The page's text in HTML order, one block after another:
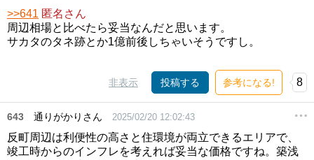
>>641 匿名さん
周辺相場と比べたら妥当なんだと思います。
サカタのタネ跡とか1億前後しちゃいそうですし。
非表示 投稿する 参考になる! 8
643 通りがかりさん 2025/02/20 12:02:43
反町周辺は利便性の高さと住環境が両立できるエリアで、
竣工時からのインフレを考えれば妥当な価格ですね。築浅